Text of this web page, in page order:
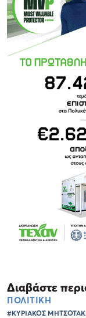
Διαβάστε
ΠΟΛΙΤΙΚΗ
#ΚΥΡΙΑΚΟΣ